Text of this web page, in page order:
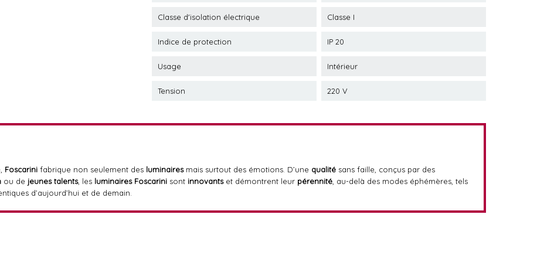
Classe d'isolation électrique Classe I
Indice de protection IP 20
Usage Intérieur
Tension 220 V
Foscarini fabrique non seulement des luminairesmais surtout des émotions. D’une qualité sans faille, conçus par des
ou de jeunes talents, les luminaires Foscarini sont innovantset démontrent leur pérennité , au-delà des modes éphémères, tels
d’aujourd’hui et de demain.